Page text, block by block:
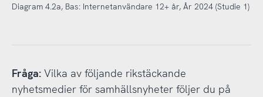
Diagram 4.2a, Bas: Internetanvändare 12+ år, År 2024 (Studie 1)
Fråga:Vilka av följande rikstäckande
nyhetsmedier för samhällsnyheter följer du på